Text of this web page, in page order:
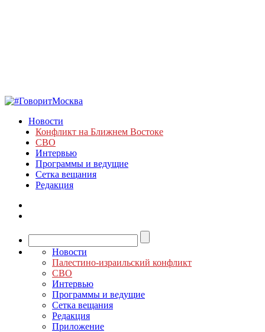
Новости
Конфликт на Ближнем Востоке
СВО
Интервью
Программы и ведущие
Сетка вещания
Редакция
Новости
Палестино-израильский конфликт
СВО
Интервью
Программы и ведущие
Сетка вещания
Редакция
Приложение